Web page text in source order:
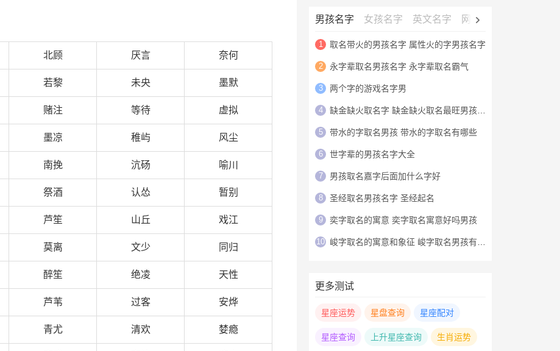
北顾 厌言 奈何
若黎 未央 墨默
赌注 等待 虚拟
墨凉 稚屿 风尘
南挽 沆砀 喻川
祭酒 认怂 暂别
芦笙 山丘 戏江
莫离 文少 同归
醉笙 绝凌 天性
芦苇 过客 安烨
青尤 清欢 婪瘾
男孩名字 女孩名字 英文名字 网名大全
1 取名带火的男孩名字 属性火的字男孩名字
2 永字辈取名男孩名字 永字辈取名霸气
3 两个字的游戏名字男
4 缺金缺火取名字 缺金缺火取名最旺男孩名字
5 带水的字取名男孩 带水的字取名有哪些
6 世字辈的男孩名字大全
7 男孩取名嘉字后面加什么字好
8 圣经取名男孩名字 圣经起名
9 奕字取名的寓意 奕字取名寓意好吗男孩
10 峻字取名的寓意和象征 峻字取名男孩有寓意
更多测试
星座运势 星盘查询 星座配对
星座查询 上升星座查询 生肖运势